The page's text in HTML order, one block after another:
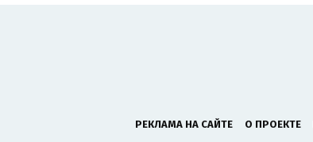
РЕКЛАМА НА САЙТЕ О ПРОЕКТЕ